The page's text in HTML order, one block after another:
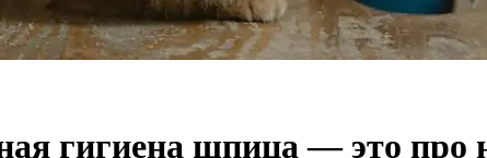
гигиена шпица — это